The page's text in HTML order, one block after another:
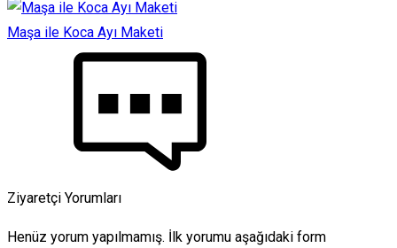
Maşa ile Koca Ayı Maketi
Ziyaretçi Yorumları
Henüz yorum yapılmamış. İlk yorumu aşağıdaki form